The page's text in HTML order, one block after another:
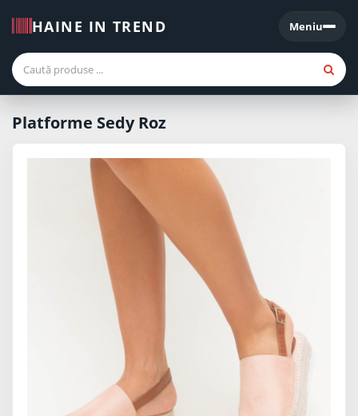
HAINE IN TREND Meniu
Meniu
Platforme Sedy Roz